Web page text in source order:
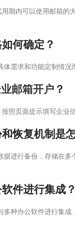
期内可以使用邮箱的
何确定？
体需求和功能定制情
邮箱开户 ？
按照页面提示填写企业
恢复机制是
据进行备份，存储在
件进行集成？
多种办公软件进行集